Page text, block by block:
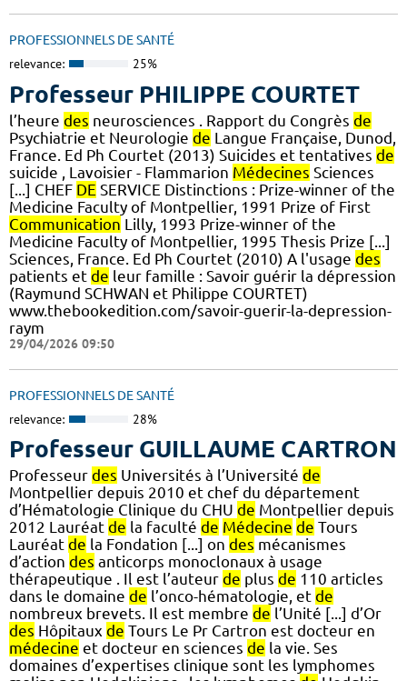
PROFESSIONNELS DE SANTÉ
relevance: 25%
Professeur PHILIPPE COURTET
l’heure des neurosciences . Rapport du Congrès de
Psychiatrie et Neurologie de Langue Française, Dunod,
France. Ed Ph Courtet (2013) Suicides et tentatives de
suicide , Lavoisier - Flammarion Médecines Sciences
[...] CHEF DE SERVICE Distinctions : Prize-winner of the
Medicine Faculty of Montpellier, 1991 Prize of First
Communication Lilly, 1993 Prize-winner of the
Medicine Faculty of Montpellier, 1995 Thesis Prize [...]
Sciences, France. Ed Ph Courtet (2010) A l'usage des
patients et de leur famille : Savoir guérir la dépression
(Raymund SCHWAN et Philippe COURTET)
www.thebookedition.com/savoir-guerir-la-depression-
raym
29/04/2026 09:50
PROFESSIONNELS DE SANTÉ
relevance: 28%
Professeur GUILLAUME CARTRON
Professeur des Universités à l’Université de
Montpellier depuis 2010 et chef du département
d’Hématologie Clinique du CHU de Montpellier depuis
2012 Lauréat de la faculté de Médecine de Tours
Lauréat de la Fondation [...] on des mécanismes
d’action des anticorps monoclonaux à usage
thérapeutique . Il est l’auteur de plus de 110 articles
dans le domaine de l’onco-hématologie, et de
nombreux brevets. Il est membre de l’Unité [...] d’Or
des Hôpitaux de Tours Le Pr Cartron est docteur en
médecine et docteur en sciences de la vie. Ses
domaines d’expertises clinique sont les lymphomes